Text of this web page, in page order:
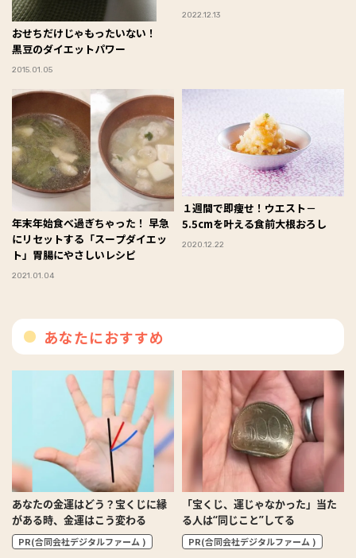
おせちだけじゃもったいない！
黒豆のダイエットパワー
2015.01.05
し！ 【オトナのゆるビューティラ
2022.12.13
年末年始食べ過ぎちゃった！ 早急
にリセットする「スープダイエッ
ト」胃腸にやさしいレシピ
2021.01.04
１週間で即痩せ！ウエスト－
5.5cmを叶える食前大根おろし
2020.12.22
あなたにおすすめ
あなたの金運はどう？宝くじに縁
がある時、金運はこう変わる
PR(合同会社デジタルファーム )
「宝くじ、運じゃなかった」当た
る人は“同じこと”してる
PR(合同会社デジタルファーム )